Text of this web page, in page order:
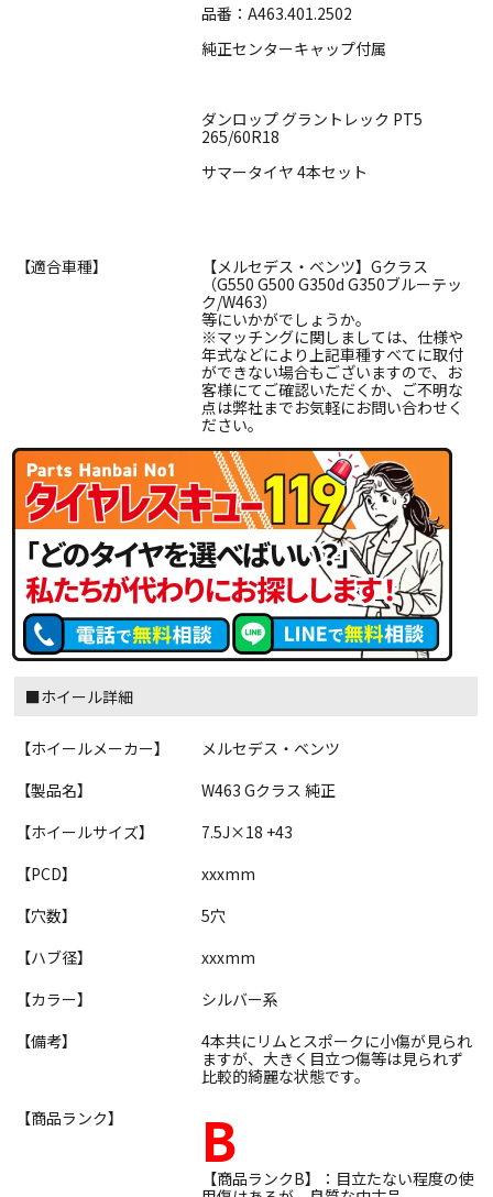
品番：A463.401.2502
純正センターキャップ付属
ダンロップ グラントレック PT5
265/60R18
サマータイヤ 4本セット
【適合車種】
【メルセデス・ベンツ】Gクラス
（G550 G500 G350d G350ブルーテッ
ク/W463）
等にいかがでしょうか。
※マッチングに関しましては、仕様や
年式などにより上記車種すべてに取付
ができない場合もございますので、お
客様にてご確認いただくか、ご不明な
点は弊社までお気軽にお問い合わせく
ださい。
■ホイール詳細
【ホイールメーカー】
メルセデス・ベンツ
【製品名】
W463 Gクラス 純正
【ホイールサイズ】
7.5J×18 +43
【PCD】
xxxmm
【穴数】
5穴
【ハブ径】
xxxmm
【カラー】
シルバー系
【備考】
4本共にリムとスポークに小傷が見られ
ますが、大きく目立つ傷等は見られず
比較的綺麗な状態です。
【商品ランク】
B
【商品ランクB】：目立たない程度の使